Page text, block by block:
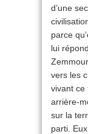
d’une
parce
lui
vers les
vivant ce
arrière-
sur la
parti.